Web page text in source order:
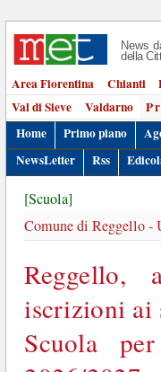
News
della
Area Fiorentina Chianti
Val di Sieve
Valdarno
Home
Primo piano
NewsLetter
Rss
[Scuola]
Comune di Reggello -
Reggello,
iscrizioni ai
Scuola